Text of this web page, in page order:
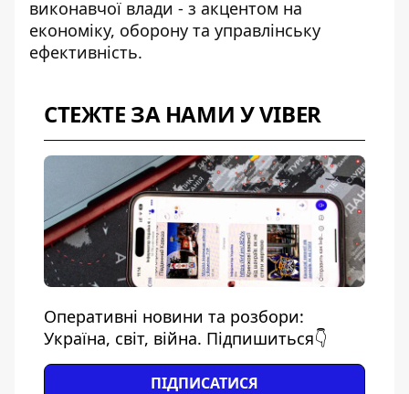
виконавчої влади - з акцентом на
економіку, оборону та управлінську
ефективність.
СТЕЖТЕ ЗА НАМИ У VIBER
Оперативні новини та розбори:
Україна, світ, війна. Підпишиться👇
ПІДПИСАТИСЯ